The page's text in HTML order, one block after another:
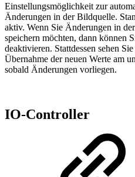
Einstellungsmöglichkeit zur
Änderungen in der Bildquelle.
aktiv. Wenn Sie Änderungen in
speichern möchten, dann können
deaktivieren. Stattdessen sehen
Übernahme der neuen Werte am
sobald Änderungen vorliegen.
IO-Controller